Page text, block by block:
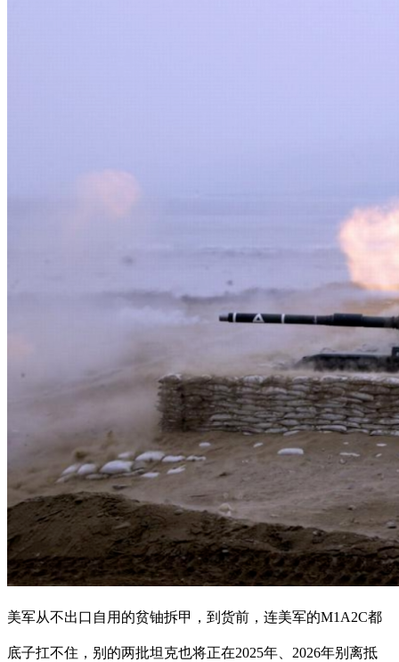
美军从不出口自用的贫铀拆甲，到货前，连美军的M1A2C都
底子扛不住，别的两批坦克也将正在2025年、2026年别离抵